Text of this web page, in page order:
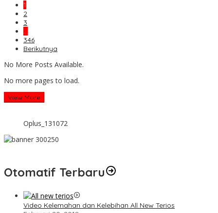
1
2
3
…
346
Berikutnya
No More Posts Available.
No more pages to load.
View More
Oplus_131072
Otomatif Terbaru
Video Kelemahan dan Kelebihan All New Terios